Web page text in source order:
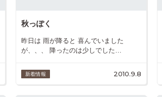
秋っぽく
昨日は 雨が降ると 喜んでいました
が、、、 降ったのは少しでした…
新着情報 2010.9.8